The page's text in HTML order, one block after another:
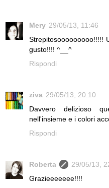
Mery 29/05/13, 11:46
Strepitosooooooooo!!!!!
gusto!!!! ^__^
Rispondi
ziva 29/05/13, 20:10
Davvero delizioso
nell'insieme e i colori
Rispondi
Roberta
29/05/13,
Grazieeeeeee!!!!